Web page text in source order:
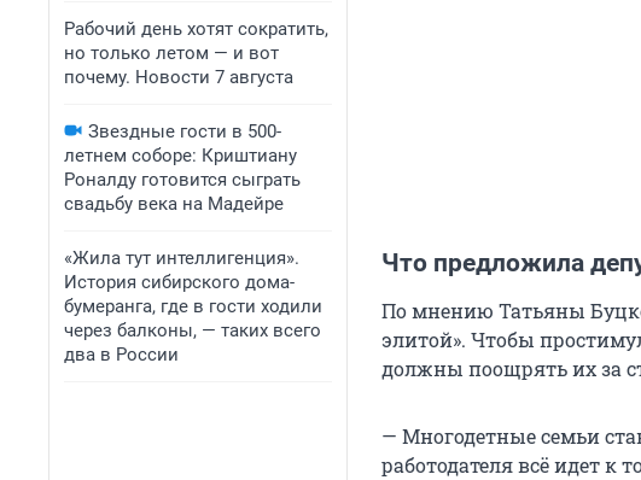
Рабочий день хотят сократить,
но только летом — и вот
почему. Новости 7 августа
Звездные гости в 500-
летнем соборе: Криштиану
Роналду готовится сыграть
свадьбу века на Мадейре
«Жила тут интеллигенция».
История сибирского дома-
бумеранга, где в гости ходили
через балконы, — таких всего
два в России
Что предложила
По мнению Татьяны
элитой». Чтобы
должны поощрять их за
— Многодетные семьи
работодателя всё идет к